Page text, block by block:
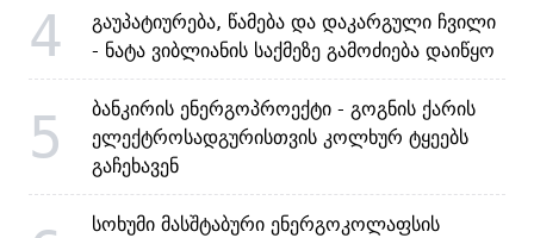
4
გაუპატიურება, წამება და დაკარგული ჩვილი
- ნატა ვიბლიანის საქმეზე გამოძიება დაიწყო
5
ბანკირის ენერგოპროექტი - გოგნის ქარის
ელექტროსადგურისთვის კოლხურ ტყეებს
გაჩეხავენ
სოხუმი მასშტაბური ენერგოკოლაფსის